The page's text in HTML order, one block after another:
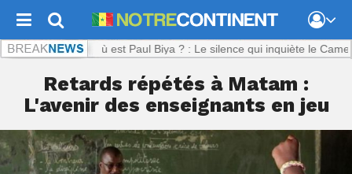
: Où est Paul Biya ? : Le silence qui inquiète le Cameroun
Retards répétés à Matam :
L'avenir des enseignants en jeu